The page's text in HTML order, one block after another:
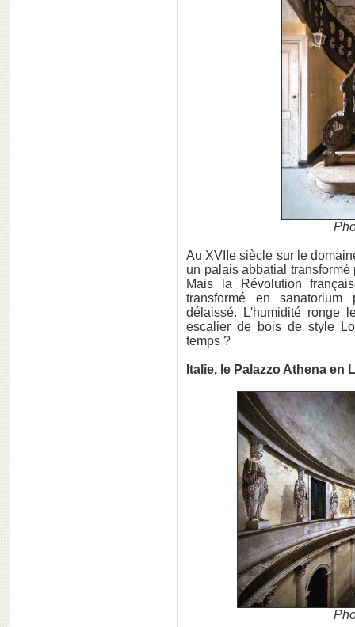
Au XVIIe siècle sur le
un palais abbatial
Mais la Révolution
transformé en sanatorium
délaissé. L'humidité ronge
escalier de bois de style
temps ?
Italie, le Palazzo Athena en